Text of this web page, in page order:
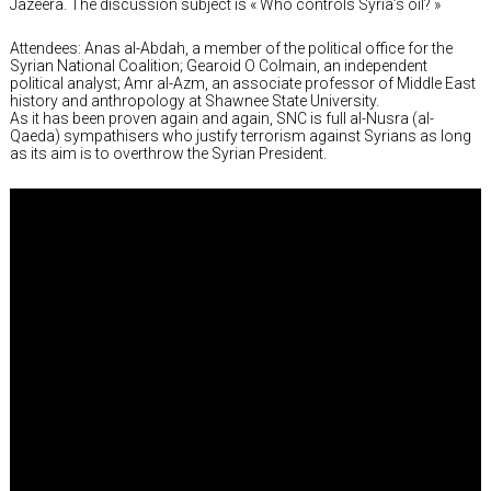
Jazeera. The discussion subject is « Who controls Syria’s oil? »
Attendees: Anas al-Abdah, a member of the political office for the
Syrian National Coalition; Gearoid O Colmain, an independent
political analyst; Amr al-Azm, an associate professor of Middle East
history and anthropology at Shawnee State University.
As it has been proven again and again, SNC is full al-Nusra (al-
Qaeda) sympathisers who justify terrorism against Syrians as long
as its aim is to overthrow the Syrian President.